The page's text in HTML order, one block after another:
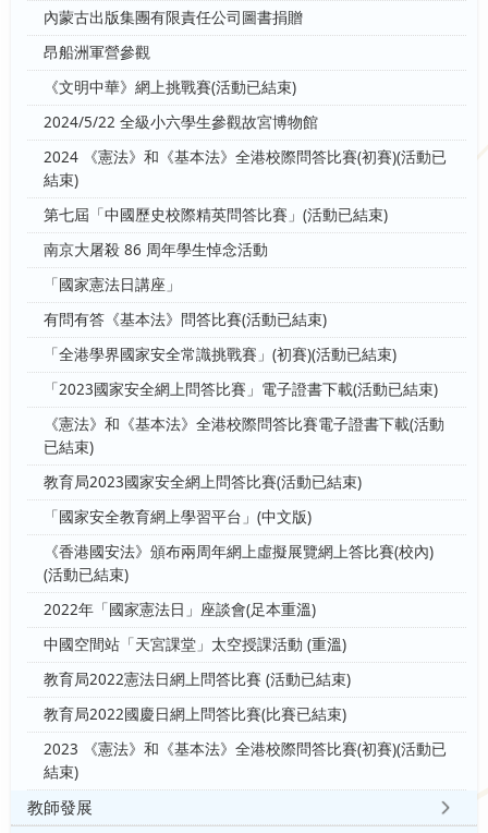
內蒙古出版集團有限責任公司圖書捐贈
昂船洲軍營參觀
《文明中華》網上挑戰賽(活動已結束)
2024/5/22 全級小六學生參觀故宮博物館
2024 《憲法》和《基本法》全港校際問答比賽(初賽)(活動已
結束)
第七屆「中國歷史校際精英問答比賽」(活動已結束)
南京大屠殺 86 周年學生悼念活動
「國家憲法日講座」
有問有答《基本法》問答比賽(活動已結束)
「全港學界國家安全常識挑戰賽」(初賽)(活動已結束)
「2023國家安全網上問答比賽」電子證書下載(活動已結束)
《憲法》和《基本法》全港校際問答比賽電子證書下載(活動
已結束)
教育局2023國家安全網上問答比賽(活動已結束)
「國家安全教育網上學習平台」(中文版)
《香港國安法》頒布兩周年網上虛擬展覽網上答比賽(校內)
(活動已結束)
2022年「國家憲法日」座談會(足本重溫)
中國空間站「天宮課堂」太空授課活動 (重溫)
教育局2022憲法日網上問答比賽 (活動已結束)
教育局2022國慶日網上問答比賽(比賽已結束)
2023 《憲法》和《基本法》全港校際問答比賽(初賽)(活動已
結束)
教師發展